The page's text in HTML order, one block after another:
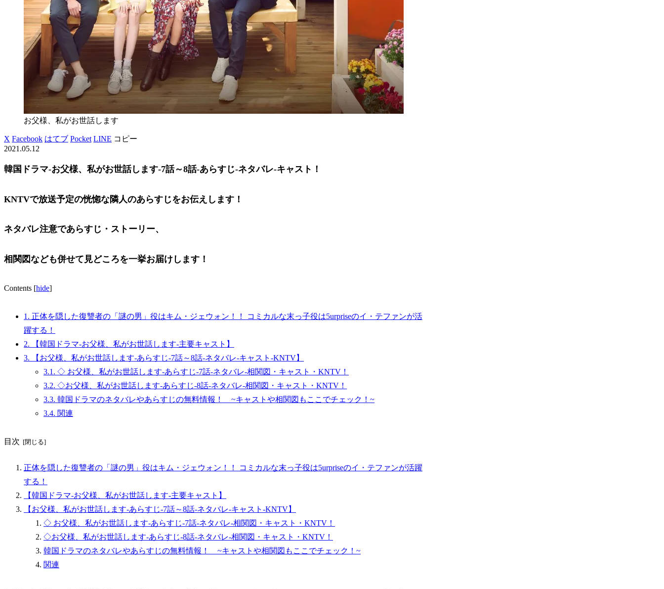
お父様、私がお世話します
X Facebook はてブ Pocket LINE コピー
2021.05.12
韓国ドラマ-お父様、私がお世話します-7話～8話-あらすじ-ネタバレ-キャスト！
KNTVで放送予定の恍惚な隣人のあらすじをお伝えします！
ネタバレ注意であらすじ・ストーリー、
相関図なども併せて見どころを一挙お届けします！
Contents [hide]
1. 正体を隠した復讐者の「謎の男」役はキム・ジェウォン！！ コミカルな末っ子役は5urpriseのイ・テファンが活
躍する！
2. 【韓国ドラマ-お父様、私がお世話します-主要キャスト】
3. 【お父様、私がお世話します-あらすじ-7話～8話-ネタバレ-キャスト-KNTV】
3.1. ◇ お父様、私がお世話します-あらすじ-7話-ネタバレ-相関図・キャスト・KNTV！
3.2. ◇お父様、私がお世話します-あらすじ-8話-ネタバレ-相関図・キャスト・KNTV！
3.3. 韓国ドラマのネタバレやあらすじの無料情報！ ~キャストや相関図もここでチェック！~
3.4. 関連
目次
正体を隠した復讐者の「謎の男」役はキム・ジェウォン！！ コミカルな末っ子役は5urpriseのイ・テファンが活躍
する！
【韓国ドラマ-お父様、私がお世話します-主要キャスト】
【お父様、私がお世話します-あらすじ-7話～8話-ネタバレ-キャスト-KNTV】
◇ お父様、私がお世話します-あらすじ-7話-ネタバレ-相関図・キャスト・KNTV！
◇お父様、私がお世話します-あらすじ-8話-ネタバレ-相関図・キャスト・KNTV！
韓国ドラマのネタバレやあらすじの無料情報！ ~キャストや相関図もここでチェック！~
関連